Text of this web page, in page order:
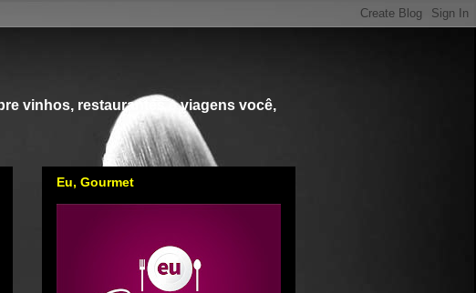
vinhos, restaurantes e viagens você,
Eu, Gourmet